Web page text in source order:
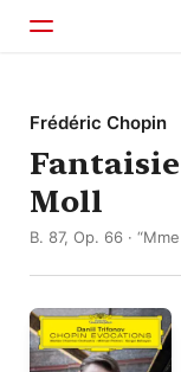
Startseite
Entdecken
Suchen
Frédéric Chopin
Moll
B. 87, Op. 66 ·